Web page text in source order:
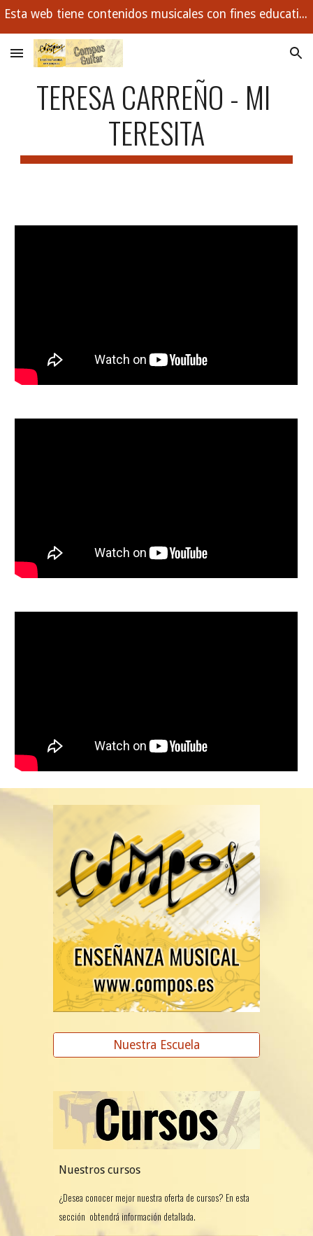
Esta web tiene contenidos musicales con fines educativos. Buscamos con ejemplos enseñar los conceptos musicales que todo estudiante debe dominar.
TERESA CARREÑO - MI
TERESITA
Nuestra Escuela
Nuestros cursos
¿Desea conocer mejor nuestra oferta de cursos? En esta
sección obtendrá información detallada.